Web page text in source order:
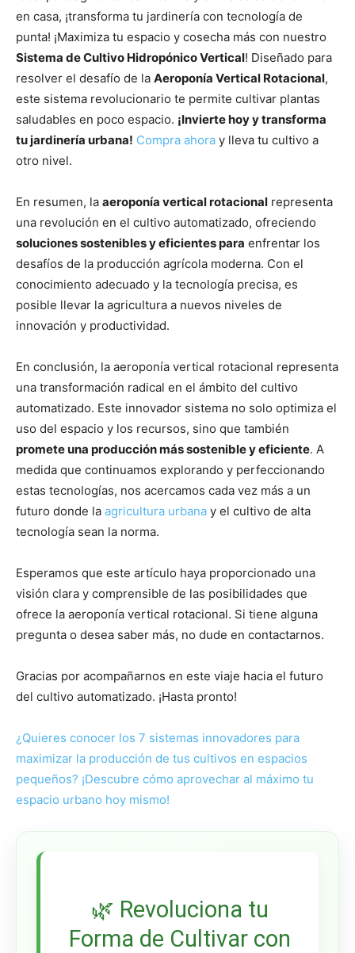
en casa, ¡transforma tu jardinería con tecnología de
punta! ¡Maximiza tu espacio y cosecha más con nuestro
Sistema de Cultivo Hidropónico Vertical! Diseñado para
resolver el desafío de la Aeroponía Vertical Rotacional,
este sistema revolucionario te permite cultivar plantas
saludables en poco espacio. ¡Invierte hoy y transforma
tu jardinería urbana! Compra ahora y lleva tu cultivo a
otro nivel.
En resumen, la aeroponía vertical rotacional representa
una revolución en el cultivo automatizado, ofreciendo
soluciones sostenibles y eficientes para enfrentar los
desafíos de la producción agrícola moderna. Con el
conocimiento adecuado y la tecnología precisa, es
posible llevar la agricultura a nuevos niveles de
innovación y productividad.
En conclusión, la aeroponía vertical rotacional representa
una transformación radical en el ámbito del cultivo
automatizado. Este innovador sistema no solo optimiza el
uso del espacio y los recursos, sino que también
promete una producción más sostenible y eficiente. A
medida que continuamos explorando y perfeccionando
estas tecnologías, nos acercamos cada vez más a un
futuro donde la agricultura urbana y el cultivo de alta
tecnología sean la norma.
Esperamos que este artículo haya proporcionado una
visión clara y comprensible de las posibilidades que
ofrece la aeroponía vertical rotacional. Si tiene alguna
pregunta o desea saber más, no dude en contactarnos.
Gracias por acompañarnos en este viaje hacia el futuro
del cultivo automatizado. ¡Hasta pronto!
¿Quieres conocer los 7 sistemas innovadores para
maximizar la producción de tus cultivos en espacios
pequeños? ¡Descubre cómo aprovechar al máximo tu
espacio urbano hoy mismo!
🌿 Revoluciona tu
Forma de Cultivar con